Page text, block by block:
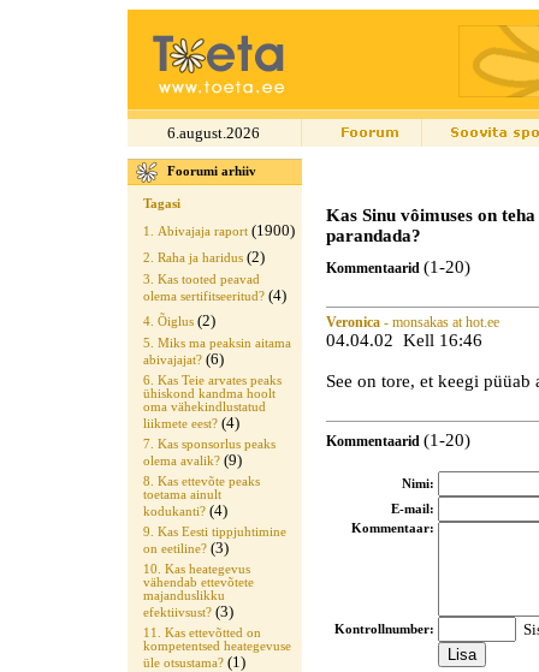
6.august.2026
Foorumi arhiiv
Tagasi
1. Abivajaja raport (1900)
2. Raha ja haridus (2)
3. Kas tooted peavad
olema sertifitseeritud? (4)
4. Õiglus (2)
5. Miks ma peaksin aitama
abivajajat? (6)
6. Kas Teie arvates peaks
ühiskond kandma hoolt
oma vähekindlustatud
liikmete eest? (4)
7. Kas sponsorlus peaks
olema avalik? (9)
8. Kas ettevõte peaks
toetama ainult
kodukanti? (4)
9. Kas Eesti tippjuhtimine
on eetiline? (3)
10. Kas heategevus
vähendab ettevõtete
majanduslikku
efektiivsust? (3)
11. Kas ettevõtted on
kompetentsed heategevuse
üle otsustama? (1)
Kas Sinu vôimuses on
parandada?
Kommentaarid (1-20)
Veronica - monsakas at hot.ee
04.04.02 Kell 16:46
See on tore, et keegi
Kommentaarid (1-20)
Nimi:
E-mail:
Kommentaar:
Kontrollnumber: